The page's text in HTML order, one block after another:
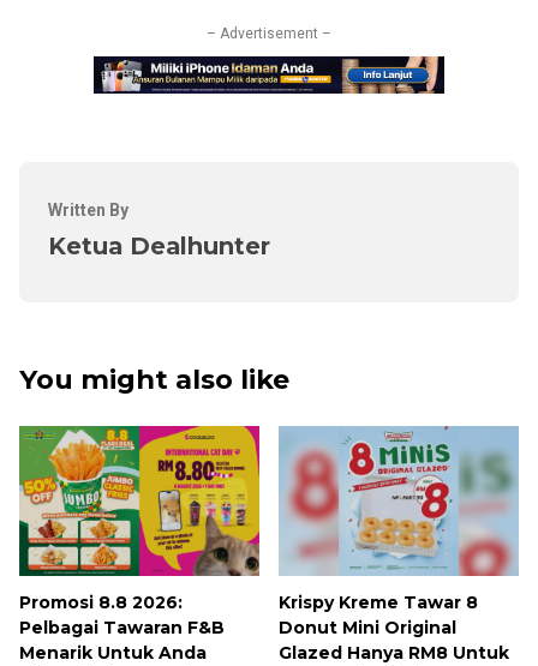
– Advertisement –
Written By
Ketua Dealhunter
You might also like
Promosi 8.8 2026:
Pelbagai Tawaran F&B
Menarik Untuk Anda
Krispy Kreme Tawar 8
Donut Mini Original
Glazed Hanya RM8 Untuk